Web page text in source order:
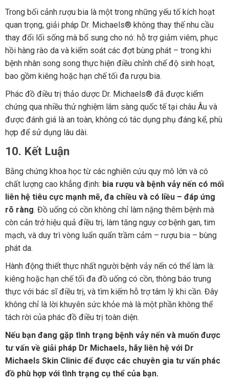
Trong bối cảnh rượu bia là một trong những yếu tố kích hoạt
quan trọng, giải pháp Dr. Michaels® không thay thế nhu cầu
thay đổi lối sống mà bổ sung cho nó: hỗ trợ giảm viêm, phục
hồi hàng rào da và kiểm soát các đợt bùng phát – trong khi
bệnh nhân song song thực hiện điều chỉnh chế độ sinh hoạt,
bao gồm kiêng hoặc hạn chế tối đa rượu bia.
Phác đồ điều trị thảo dược Dr. Michaels® đã được kiểm
chứng qua nhiều thử nghiệm lâm sàng quốc tế tại châu Âu và
được đánh giá là an toàn, không có tác dụng phụ đáng kể, phù
hợp để sử dụng lâu dài.
10. Kết Luận
Bằng chứng khoa học từ các nghiên cứu quy mô lớn và có
chất lượng cao khẳng định: bia rượu và bệnh vảy nến có mối
liên hệ tiêu cực mạnh mẽ, đa chiều và có liều – đáp ứng
rõ ràng. Đồ uống có cồn không chỉ làm nặng thêm bệnh mà
còn cản trở hiệu quả điều trị, làm tăng nguy cơ bệnh gan, tim
mạch, và duy trì vòng luẩn quẩn trầm cảm – rượu bia – bùng
phát da.
Hành động thiết thực nhất người bệnh vảy nến có thể làm là:
kiêng hoặc hạn chế tối đa đồ uống có cồn, thông báo trung
thực với bác sĩ điều trị, và tìm kiếm hỗ trợ tâm lý khi cần. Đây
không chỉ là lời khuyên sức khỏe mà là một phần không thể
tách rời của phác đồ điều trị toàn diện.
Nếu bạn đang gặp tình trạng bệnh vảy nến và muốn được
tư vấn về giải pháp Dr Michaels, hãy liên hệ với Dr
Michaels Skin Clinic để được các chuyên gia tư vấn phác
đồ phù hợp với tình trạng cụ thể của bạn.